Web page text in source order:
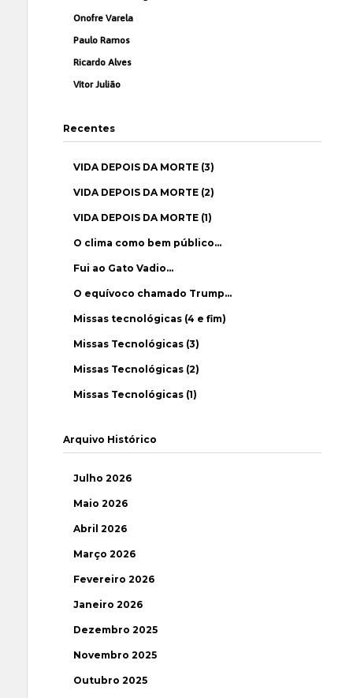
Onofre Varela
Paulo Ramos
Ricardo Alves
Vítor Julião
Recentes
VIDA DEPOIS DA MORTE (3)
VIDA DEPOIS DA MORTE (2)
VIDA DEPOIS DA MORTE (1)
O clima como bem público…
Fui ao Gato Vadio…
O equívoco chamado Trump…
Missas tecnológicas (4 e fim)
Missas Tecnológicas (3)
Missas Tecnológicas (2)
Missas Tecnológicas (1)
Arquivo Histórico
Julho 2026
Maio 2026
Abril 2026
Março 2026
Fevereiro 2026
Janeiro 2026
Dezembro 2025
Novembro 2025
Outubro 2025